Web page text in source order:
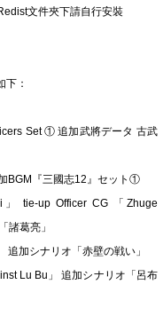
文件夾下請自行安裝
下：
Set ① 追加武將データ 古武
BGM『三國志12』セット①
」 tie-up Officer CG 「Zhuge
諸葛亮」
追加シナリオ「赤壁の戦い」
Lu Bu」 追加シナリオ「呂布